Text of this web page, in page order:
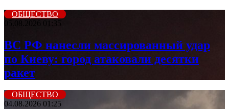
ОБЩЕСТВО
05.08.2026 01:35
ВС РФ нанесли массированный удар
по Киеву: город атаковали десятки
ракет
ОБЩЕСТВО
04.08.2026 01:25